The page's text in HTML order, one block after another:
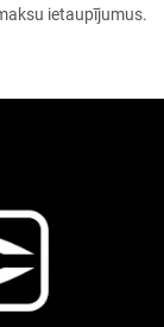
ietaupījumus.